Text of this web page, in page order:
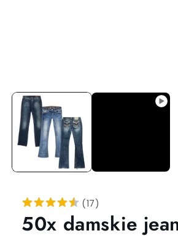
(17)
50x damskie